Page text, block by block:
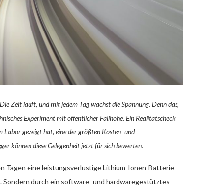
Zeit läuft, und mit jedem Tag wächst die Spannung. Denn das,
Experiment mit öffentlicher Fallhöhe. Ein Realitätscheck
Labor gezeigt hat, eine der größten Kosten- und
können diese Gelegenheit jetzt für sich bewerten.
Tagen eine leistungsverlustige Lithium-Ionen-Batterie
durch ein software- und hardwaregestütztes